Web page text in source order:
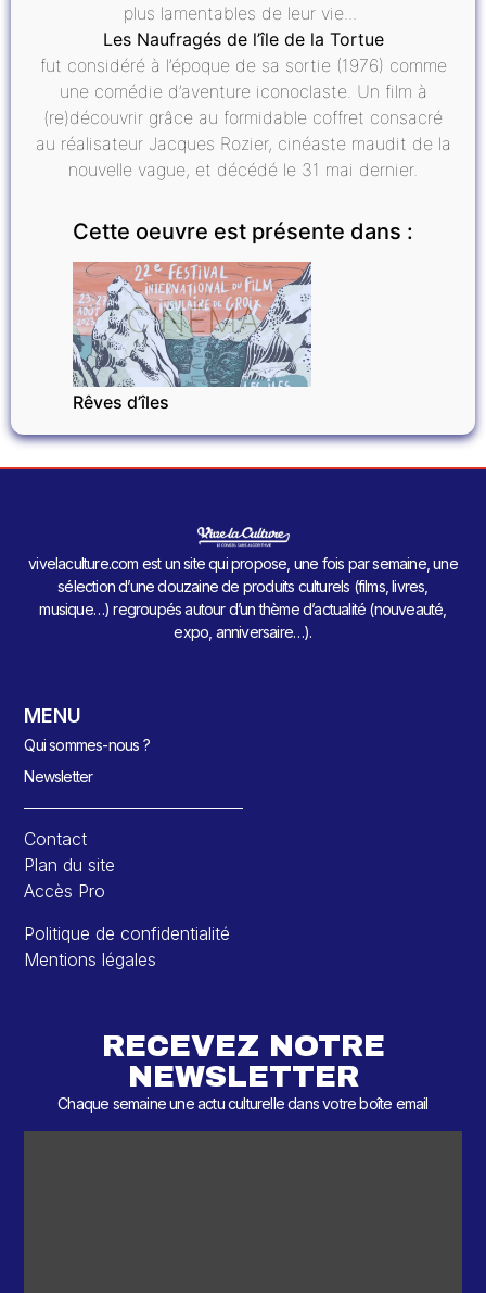
plus lamentables de leur vie...
Les Naufragés de l’île de la Tortue
fut considéré à l’époque de sa sortie (1976) comme
une comédie d’aventure iconoclaste. Un film à
(re)découvrir grâce au formidable coffret consacré
au réalisateur Jacques Rozier, cinéaste maudit de la
nouvelle vague, et décédé le 31 mai dernier.
Cette oeuvre est présente dans :
CINÉMA
Rêves d’îles
vivelaculture.com est un site qui propose, une fois par semaine, une
sélection d’une douzaine de produits culturels (films, livres,
musique…) regroupés autour d’un thème d’actualité (nouveauté,
expo, anniversaire…).
MENU
Qui sommes-nous ?
Newsletter
Contact
Plan du site
Accès Pro
Politique de confidentialité
Mentions légales
RECEVEZ NOTRE
NEWSLETTER
Chaque semaine une actu culturelle dans votre boîte email